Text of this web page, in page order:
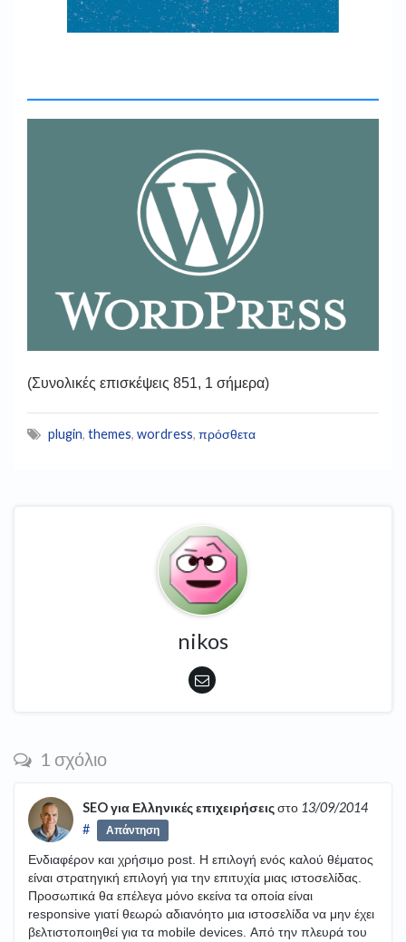
(Συνολικές επισκέψεις 851, 1 σήμερα)
plugin, themes, wordress, πρόσθετα
nikos
1 σχόλιο
SEO για Ελληνικές επιχειρήσειςστο 13/09/2014
#
Απάντηση
Ενδιαφέρον και χρήσιμο post. Η επιλογή ενός καλού θέματος
είναι στρατηγική επιλογή για την επιτυχία μιας ιστοσελίδας.
Προσωπικά θα επέλεγα μόνο εκείνα τα οποία είναι
responsive γιατί θεωρώ αδιανόητο μια ιστοσελίδα να μην έχει
βελτιστοποιηθεί για τα mobile devices. Από την πλευρά του